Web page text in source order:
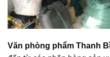
Văn phòng phẩm Thanh